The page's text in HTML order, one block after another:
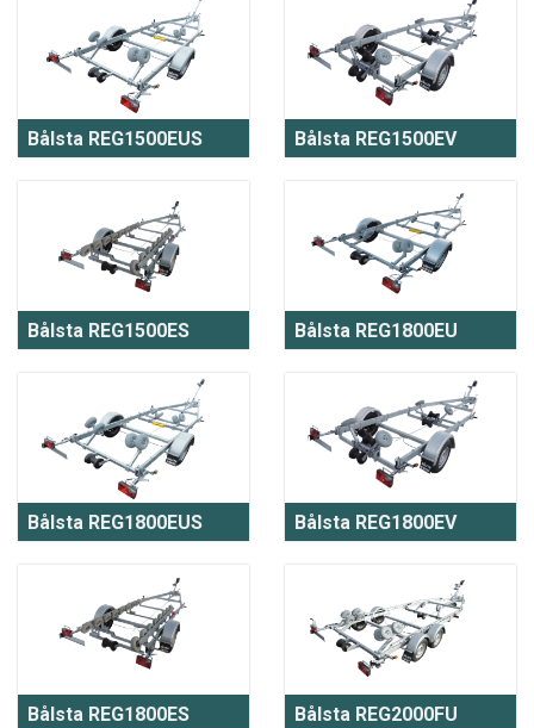
Bålsta REG1500EUS Bålsta REG1500EV
Bålsta REG1500ES Bålsta REG1800EU
Bålsta REG1800EUS Bålsta REG1800EV
Bålsta REG1800ES Bålsta REG2000FU